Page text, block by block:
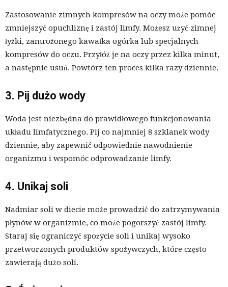
Zastosowanie zimnych kompresów na oczy może pomóc
zmniejszyć opuchliznę i zastój limfy. Możesz użyć zimnej
łyżki, zamrożonego kawałka ogórka lub specjalnych
kompresów do oczu. Przyłóż je na oczy przez kilka minut,
a następnie usuń. Powtórz ten proces kilka razy dziennie.
3. Pij dużo wody
Woda jest niezbędna do prawidłowego funkcjonowania
układu limfatycznego. Pij co najmniej 8 szklanek wody
dziennie, aby zapewnić odpowiednie nawodnienie
organizmu i wspomóc odprowadzanie limfy.
4. Unikaj soli
Nadmiar soli w diecie może prowadzić do zatrzymywania
płynów w organizmie, co może pogorszyć zastój limfy.
Staraj się ograniczyć spożycie soli i unikaj wysoko
przetworzonych produktów spożywczych, które często
zawierają dużo soli.